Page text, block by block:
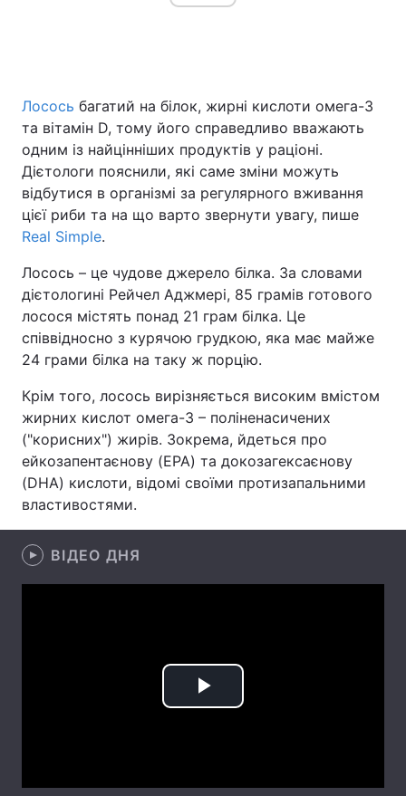
Головна Війна
Україна Політика
Економіка Світ
Спорт
Техно і зв'язок Лайт
Зброя Інциденти
Здоров'я Туризм
Цікавинки Погода
Екологія Регіони
Лонгріди
Інтерв'ю
Лосось багатий на білок, жирні кислоти омега-3
та вітамін D, тому його справедливо вважають
одним із найцінніших продуктів у раціоні.
Дієтологи пояснили, які саме зміни можуть
відбутися в організмі за регулярного вживання
цієї риби та на що варто звернути увагу, пише
Real Simple.
Лосось – це чудове джерело білка. За словами
дієтологині Рейчел Аджмері, 85 грамів готового
лосося містять понад 21 грам білка. Це
співвідносно з курячою грудкою, яка має майже
24 грами білка на таку ж порцію.
Крім того, лосось вирізняється високим вмістом
жирних кислот омега-3 – поліненасичених
("корисних") жирів. Зокрема, йдеться про
ейкозапентаєнову (EPA) та докозагексаєнову
(DHA) кислоти, відомі своїми протизапальними
властивостями.
ВІДЕО ДНЯ
Play